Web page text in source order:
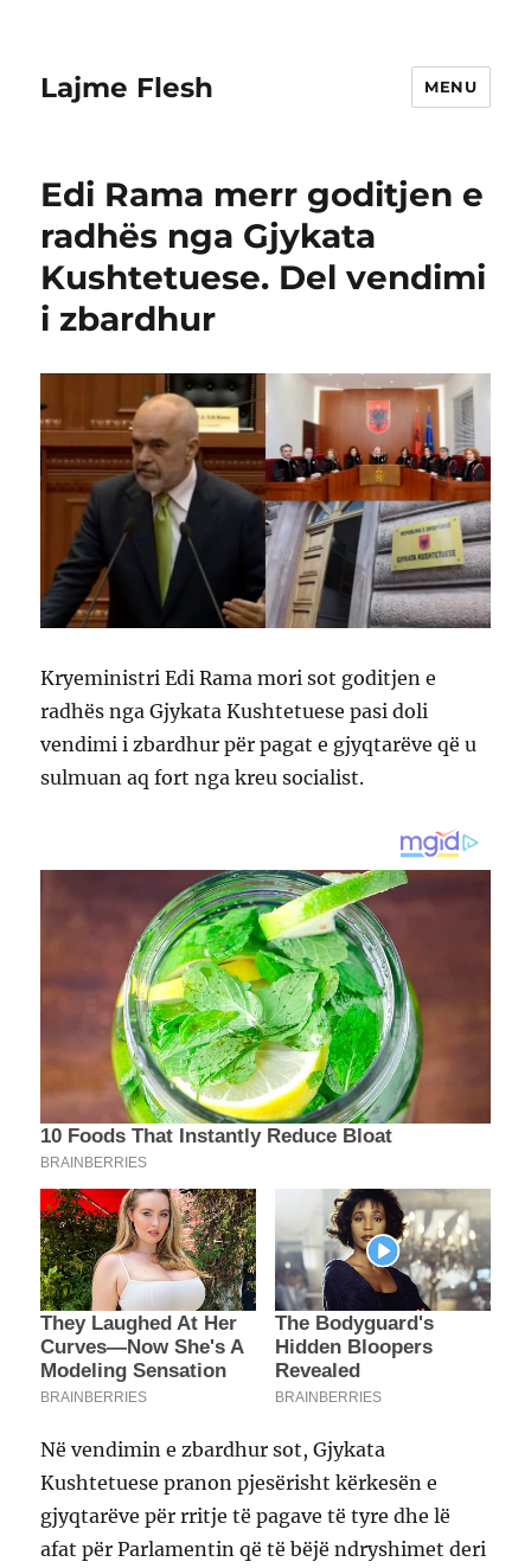
Lajme Flesh MENU
Edi Rama merr goditjen e
radhës nga Gjykata
Kushtetuese. Del vendimi
i zbardhur
Kryeministri Edi Rama mori sot goditjen e
radhës nga Gjykata Kushtetuese pasi doli
vendimi i zbardhur për pagat e gjyqtarëve që u
sulmuan aq fort nga kreu socialist.
Në vendimin e zbardhur sot, Gjykata
Kushtetuese pranon pjesërisht kërkesën e
gjyqtarëve për rritje të pagave të tyre dhe lë
afat për Parlamentin që të bëjë ndryshimet deri